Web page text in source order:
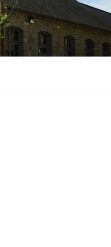
Aller
au
contenu
principal